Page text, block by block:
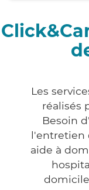
Les
réalisés
Besoin
l'entretien
aide à